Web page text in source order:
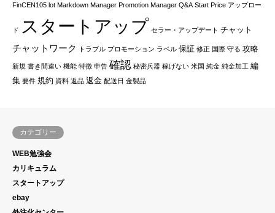
FinCEN105 lot Markdown Manager Promotion Manager Q&A Start Price アップロー
ド スタートアップ セラー・アップデート チャット
チャットワーク トラブル プロモーション ラベル 保証 修正 国際 守る 攻略
新規 書き間違い 機能 特徴 申告 確認 秘密兵器 稼げない 米国 純金 純金加工 編
集 要件 規約 資料 返品 返金 配送日 金製品
カテゴリー
WEB勉強会
カリキュラム
スタートアップ
ebay